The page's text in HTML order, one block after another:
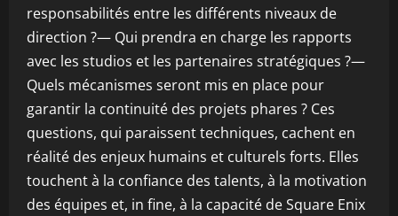
responsabilités entre les différents niveaux de
direction ?— Qui prendra en charge les rapports
avec les studios et les partenaires stratégiques ?—
Quels mécanismes seront mis en place pour
garantir la continuité des projets phares ? Ces
questions, qui paraissent techniques, cachent en
réalité des enjeux humains et culturels forts. Elles
touchent à la confiance des talents, à la motivation
des équipes et, in fine, à la capacité de Square Enix